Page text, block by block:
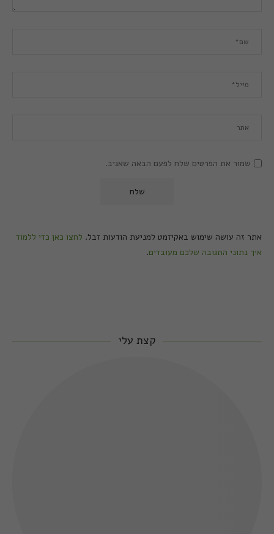
שמור את הפרטים שלח לפעם הבאה שאגיב.
אתר זה עושה שימוש באקיזמט למניעת הודעות זבל. לחצו כאן כדי ללמוד
איך נתוני התגובה שלכם מעובדים.
קצת עלי